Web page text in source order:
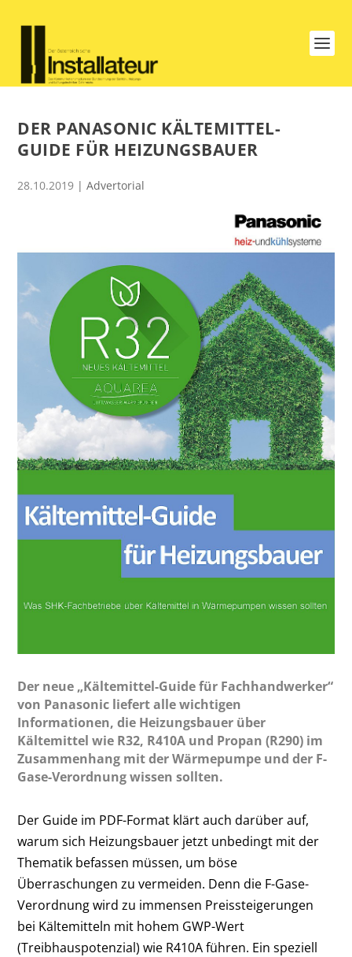
DER PANASONIC KÄLTEMITTEL-
GUIDE FÜR HEIZUNGSBAUER
28.10.2019 |Advertorial
Der neue „Kältemittel-Guide für Fachhandwerker“
von Panasonic liefert alle wichtigen
Informationen, die Heizungsbauer über
Kältemittel wie R32, R410A und Propan (R290) im
Zusammenhang mit der Wärmepumpe und der F-
Gase-Verordnung wissen sollten.
Der Guide im PDF-Format klärt auch darüber auf,
warum sich Heizungsbauer jetzt unbedingt mit der
Thematik befassen müssen, um böse
Überraschungen zu vermeiden. Denn die F-Gase-
Verordnung wird zu immensen Preissteigerungen
bei Kältemitteln mit hohem GWP-Wert
(Treibhauspotenzial) wie R410A führen. Ein speziell